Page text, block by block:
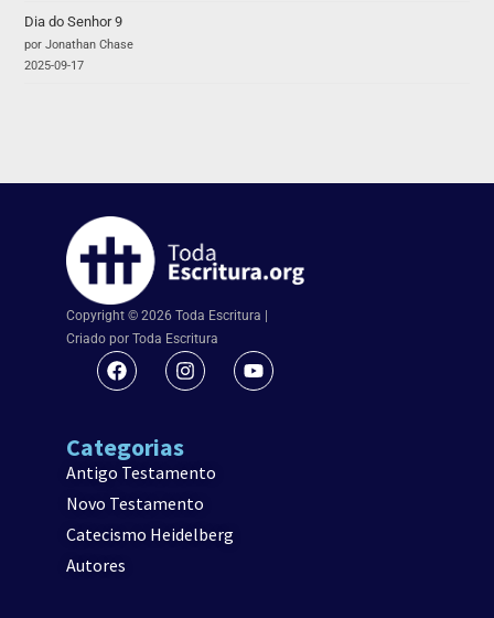
Dia do Senhor 9
por Jonathan Chase
2025-09-17
Copyright © 2026 Toda Escritura |
Criado por Toda Escritura
Categorias
Antigo Testamento
Novo Testamento
Catecismo Heidelberg
Autores